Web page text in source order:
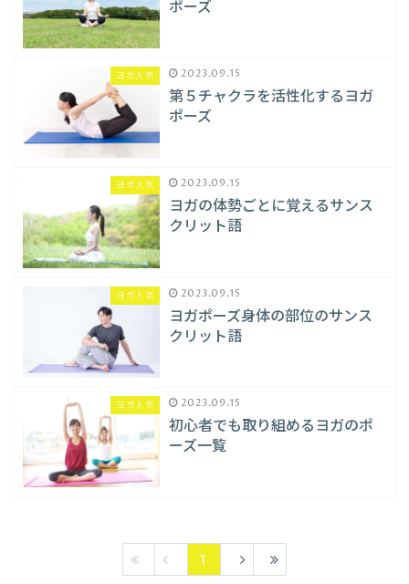
ポーズ
ヨガ人気 2023.09.15
第５チャクラを活性化するヨガ
ポーズ
ヨガ人気 2023.09.15
ヨガの体勢ごとに覚えるサンス
クリット語
ヨガ人気 2023.09.15
ヨガポーズ身体の部位のサンス
クリット語
ヨガ人気 2023.09.15
初心者でも取り組めるヨガのポ
ーズ一覧
1